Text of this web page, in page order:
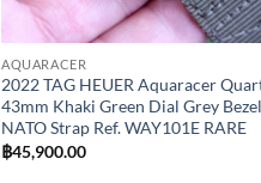
AQUARACER
2022 TAG HEUER Aquaracer
43mm Khaki Green Dial Grey
NATO Strap Ref. WAY101E RARE
฿45,900.00